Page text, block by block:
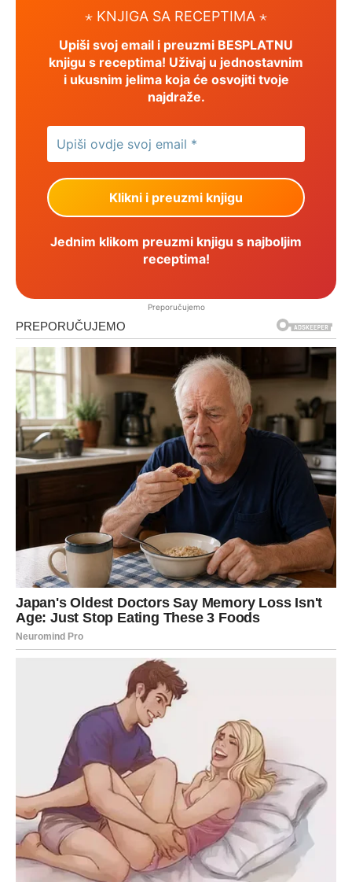
⋆ KNJIGA SA RECEPTIMA ⋆
Upiši svoj email i preuzmi BESPLATNU
knjigu s receptima! Uživaj u jednostavnim
i ukusnim jelima koja će osvojiti tvoje
najdraže.
Jednim klikom preuzmi knjigu s najboljim
receptima!
Preporučujemo